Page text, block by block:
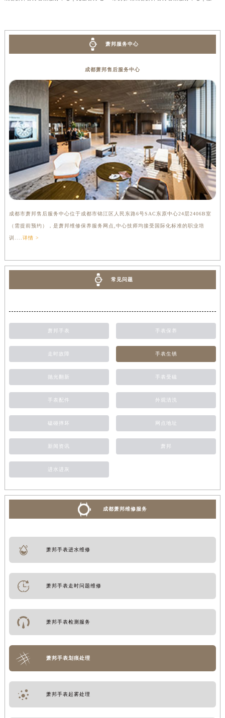
萧邦服务中心
成都萧邦售后服务中心
成都市萧邦售后服务中心位于成都市锦江区人民东路6号SAC东原中心24层2406B室
（需提前预约），是萧邦维修保养服务网点,中心技师均接受国际化标准的职业培
训.... 详情 >
常见问题
萧邦手表 手表保养
走时故障 手表生锈
抛光翻新 手表受磁
手表配件 外观清洗
磕碰摔坏 网点地址
新闻资讯 萧邦
进水进灰
成都萧邦维修服务
萧邦手表进水维修
萧邦手表走时问题维修
萧邦手表检测服务
萧邦手表划痕处理
萧邦手表起雾处理